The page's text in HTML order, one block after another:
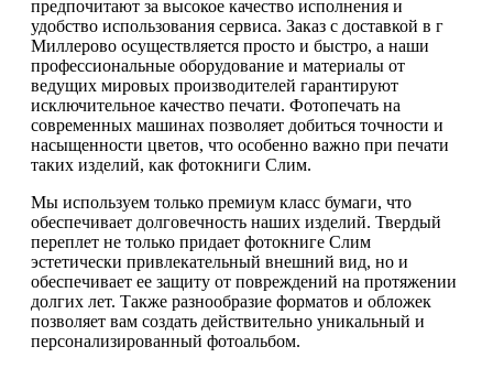
предпочитают за высокое качество исполнения и
удобство использования сервиса. Заказ с доставкой в г
Миллерово осуществляется просто и быстро, а наши
профессиональные оборудование и материалы от
ведущих мировых производителей гарантируют
исключительное качество печати. Фотопечать на
современных машинах позволяет добиться точности и
насыщенности цветов, что особенно важно при печати
таких изделий, как фотокниги Слим.
Мы используем только премиум класс бумаги, что
обеспечивает долговечность наших изделий. Твердый
переплет не только придает фотокниге Слим
эстетически привлекательный внешний вид, но и
обеспечивает ее защиту от повреждений на протяжении
долгих лет. Также разнообразие форматов и обложек
позволяет вам создать действительно уникальный и
персонализированный фотоальбом.